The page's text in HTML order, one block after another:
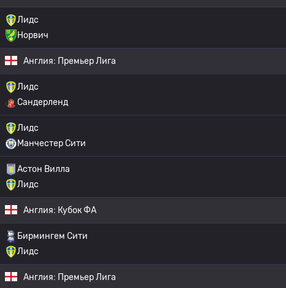
Лидс
Норвич
Англия: Премьер Лига
Лидс
Сандерленд
Лидс
Манчестер Сити
Астон Вилла
Лидс
Англия: Кубок ФА
Бирмингем Сити
Лидс
Англия: Премьер Лига